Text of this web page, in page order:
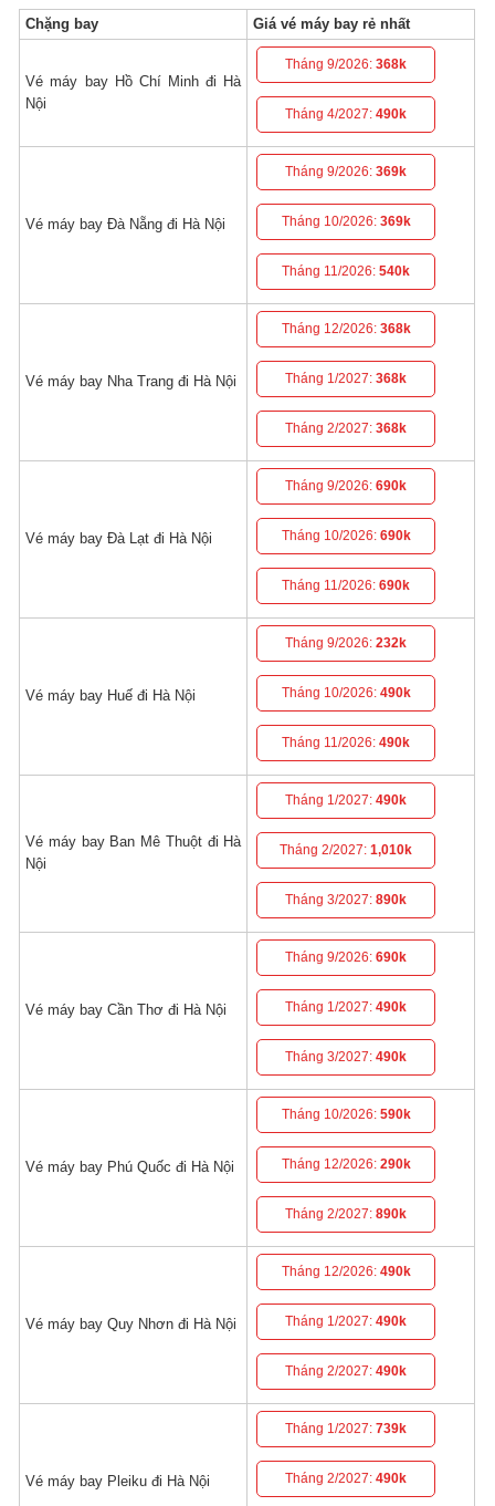
Chặng bay Giá vé máy bay rẻ nhất
Vé máy bay Hồ Chí Minh đi Hà
Nội
Tháng 9/2026:368k
Tháng 4/2027:490k
Vé máy bay Đà Nẵng đi Hà Nội
Tháng 9/2026:369k
Tháng 10/2026: 369k
Tháng 11/2026:540k
Vé máy bay Nha Trang đi Hà Nội
Tháng 12/2026: 368k
Tháng 1/2027:368k
Tháng 2/2027:368k
Vé máy bay Đà Lạt đi Hà Nội
Tháng 9/2026:690k
Tháng 10/2026: 690k
Tháng 11/2026:690k
Vé máy bay Huế đi Hà Nội
Tháng 9/2026:232k
Tháng 10/2026: 490k
Tháng 11/2026:490k
Vé máy bay Ban Mê Thuột đi Hà
Nội
Tháng 1/2027:490k
Tháng 2/2027:1,010k
Tháng 3/2027:890k
Vé máy bay Cần Thơ đi Hà Nội
Tháng 9/2026:690k
Tháng 1/2027:490k
Tháng 3/2027:490k
Vé máy bay Phú Quốc đi Hà Nội
Tháng 10/2026: 590k
Tháng 12/2026: 290k
Tháng 2/2027:890k
Vé máy bay Quy Nhơn đi Hà Nội
Tháng 12/2026: 490k
Tháng 1/2027:490k
Tháng 2/2027:490k
Vé máy bay Pleiku đi Hà Nội
Tháng 1/2027:739k
Tháng 2/2027:490k